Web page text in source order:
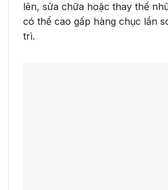
lên, sửa chữa hoặc thay thế
có thể cao gấp hàng chục lần
trì.